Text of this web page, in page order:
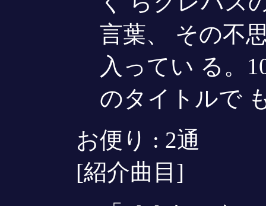
言葉、 その不
入ってい る。
のタイトルで
お便り : 2通
[紹介曲目]